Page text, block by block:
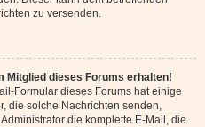
zu versenden.
Mitglied dieses Forums erhalten!
Formular dieses Forums hat einige
die solche Nachrichten senden,
die komplette E-Mail, die